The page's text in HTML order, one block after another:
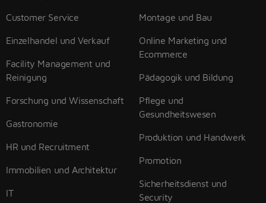
Customer Service
Einzelhandel und Verkauf
Facility Management und
Reinigung
Forschung und Wissenschaft
Gastronomie
HR und Recruitment
Immobilien und Architektur
IT
Montage und Bau
Online Marketing und
Ecommerce
Pädagogik und Bildung
Pflege und
Gesundheitswesen
Produktion und Handwerk
Promotion
Sicherheitsdienst und
Security